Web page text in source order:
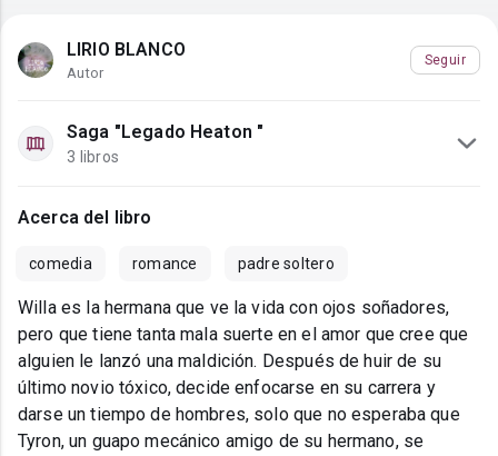
LIRIO BLANCO
Autor
Seguir
Saga "Legado Heaton "
3 libros
Acerca del libro
comedia romance padre soltero
Willa es la hermana que ve la vida con ojos soñadores,
pero que tiene tanta mala suerte en el amor que cree que
alguien le lanzó una maldición. Después de huir de su
último novio tóxico, decide enfocarse en su carrera y
darse un tiempo de hombres, solo que no esperaba que
Tyron, un guapo mecánico amigo de su hermano, se